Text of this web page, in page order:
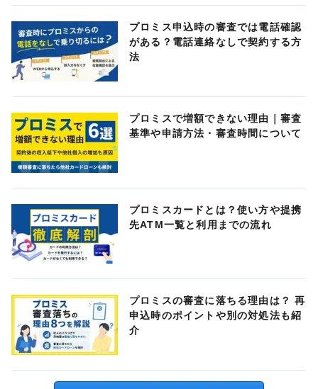
プロミス申込時の審査では電話確認
がある？電話連絡なしで契約する方
法
プロミスで増額できない理由｜審査
基準や申請方法・審査時間について
プロミスカードとは？使い方や提携
先ATM一覧と利用までの流れ
プロミスの審査に落ちる理由は？ 再
申込時のポイントや別の対処法も紹
介